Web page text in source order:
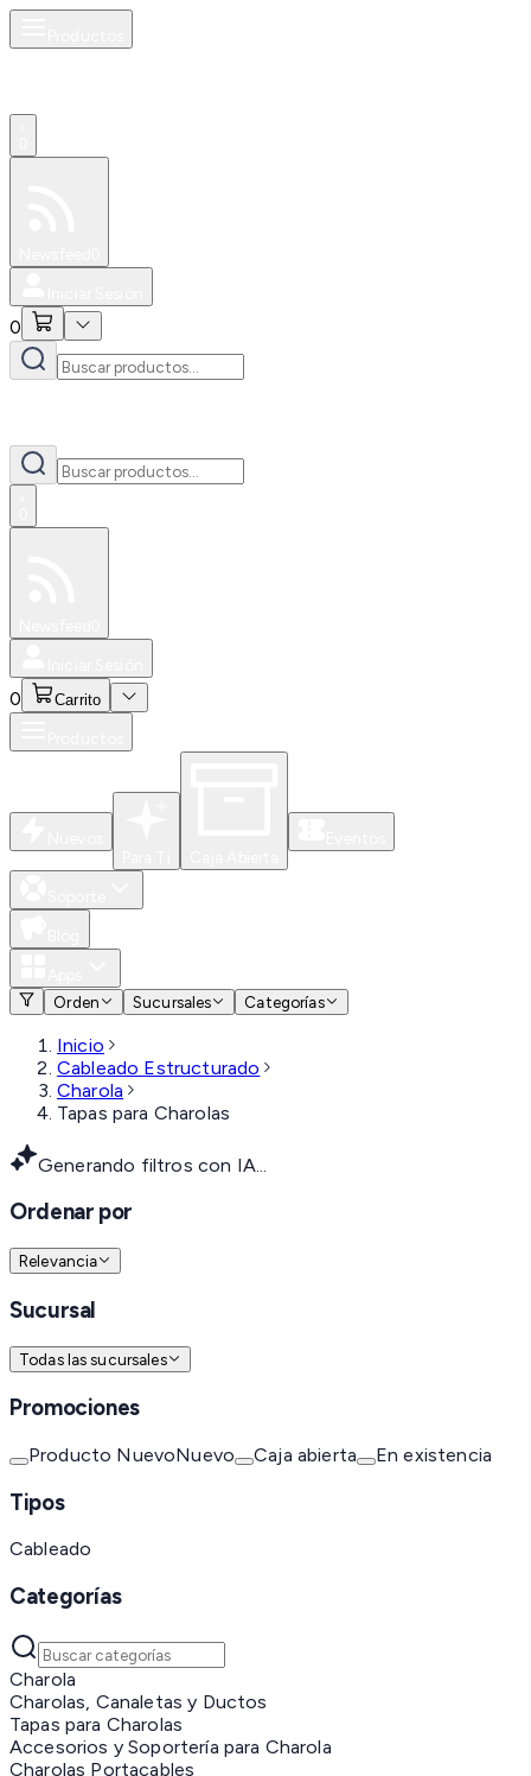
0
0 Carrito
Orden
Sucursales Categorías
Inicio
Cableado Estructurado
Charola
Tapas para Charolas
Generando filtros con IA...
Ordenar por
Relevancia
Sucursal
Todas las sucursales
Promociones
Producto NuevoNuevo Caja abierta En existencia
Tipos
Cableado
Categorías
Charola
Charolas, Canaletas y Ductos
Tapas para Charolas
Accesorios y Soportería para Charola
Charolas Portacables